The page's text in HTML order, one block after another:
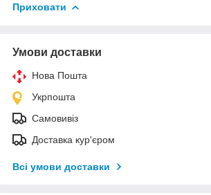
Приховати
Умови доставки
Нова Пошта
Укрпошта
Самовивіз
Доставка кур'єром
Всі умови доставки